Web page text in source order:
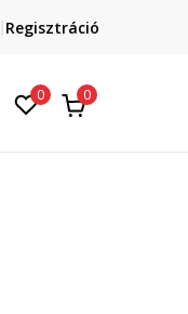
Regisztráció
0 0